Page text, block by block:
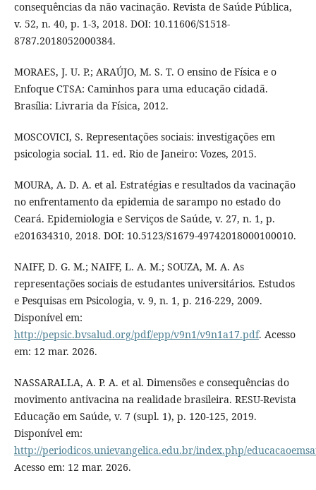
consequências da não vacinação. Revista de Saúde Pública,
v. 52, n. 40, p. 1-3, 2018. DOI: 10.11606/S1518-
8787.2018052000384.
MORAES, J. U. P.; ARAÚJO, M. S. T. O ensino de Física e o
Enfoque CTSA: Caminhos para uma educação cidadã.
Brasília: Livraria da Física, 2012.
MOSCOVICI, S. Representações sociais: investigações em
psicologia social. 11. ed. Rio de Janeiro: Vozes, 2015.
MOURA, A. D. A. et al. Estratégias e resultados da vacinação
no enfrentamento da epidemia de sarampo no estado do
Ceará. Epidemiologia e Serviços de Saúde, v. 27, n. 1, p.
e201634310, 2018. DOI: 10.5123/S1679-49742018000100010.
NAIFF, D. G. M.; NAIFF, L. A. M.; SOUZA, M. A. As
representações sociais de estudantes universitários. Estudos
e Pesquisas em Psicologia, v. 9, n. 1, p. 216-229, 2009.
Disponível em:
http://pepsic.bvsalud.org/pdf/epp/v9n1/v9n1a17.pdf. Acesso
em: 12 mar. 2026.
NASSARALLA, A. P. A. et al. Dimensões e consequências do
movimento antivacina na realidade brasileira. RESU-Revista
Educação em Saúde, v. 7 (supl. 1), p. 120-125, 2019.
Disponível em:
http://periodicos.unievangelica.edu.br/index.php/
Acesso em: 12 mar. 2026.